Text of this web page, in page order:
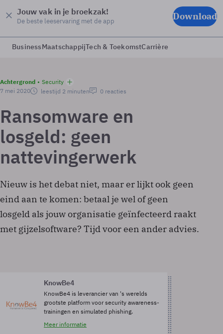
Jouw vak in je broekzak!
De beste leeservaring met de app Download
BusinessMaatschappijTech & ToekomstCarrière
Achtergrond
Security
7 mei 2020
leestijd 2 minuten 0 reacties
Ransomware en
losgeld: geen
nattevingerwerk
Nieuw is het debat niet, maar er lijkt ook geen
eind aan te komen: betaal je wel of geen
losgeld als jouw organisatie geïnfecteerd raakt
met gijzelsoftware? Tijd voor een ander advies.
KnowBe4
KnowBe4 is leverancier van 's werelds
grootste platform voor security awareness-
trainingen en simulated phishing.
Meer informatie